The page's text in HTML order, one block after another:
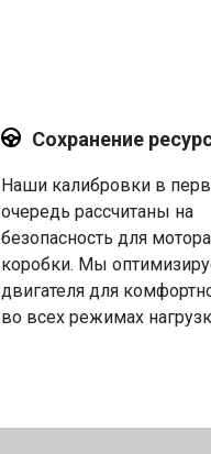
Сохранение
Наши калибровки в
очередь рассчитаны на
безопасность для
коробки. Мы
двигателя для
во всех режимах